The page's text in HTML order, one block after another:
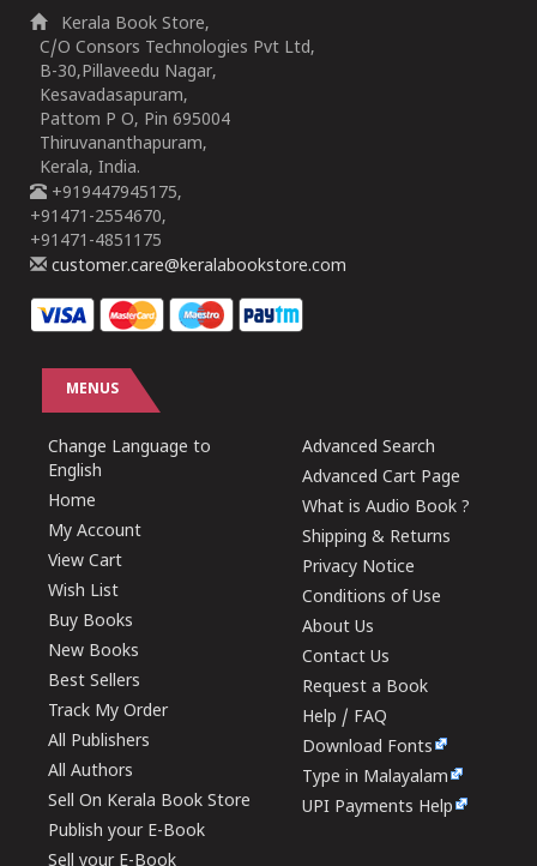
Kerala Book Store,
C/O Consors Technologies Pvt Ltd,
B-30,Pillaveedu Nagar,
Kesavadasapuram,
Pattom P O, Pin 695004
Thiruvananthapuram,
Kerala, India.
+919447945175,
+91471-2554670,
+91471-4851175
customer.care@keralabookstore.com
MENUS
Change Language to
English
Home
My Account
View Cart
Wish List
Buy Books
New Books
Best Sellers
Track My Order
All Publishers
All Authors
Sell On Kerala Book Store
Publish your E-Book
Sell your E-Book
Advanced Search
Advanced Cart Page
What is Audio Book ?
Shipping & Returns
Privacy Notice
Conditions of Use
About Us
Contact Us
Request a Book
Help / FAQ
Download Fonts
Type in Malayalam
UPI Payments Help